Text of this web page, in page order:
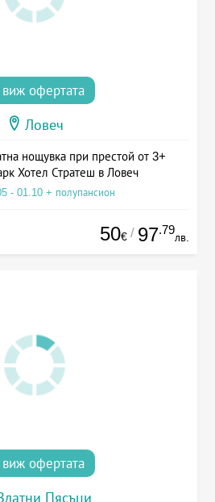
виж офертата
Ловеч
нощувка при престой от 3+
Хотел Стратеш в Ловеч
- 01.10 + полупансион
50€ / 97.79
лв.
виж офертата
Пясъци